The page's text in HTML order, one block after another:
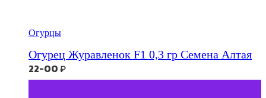
Огурцы
Огурец Журавленок F1 0,3 гр Семена Алтая
22-00₽